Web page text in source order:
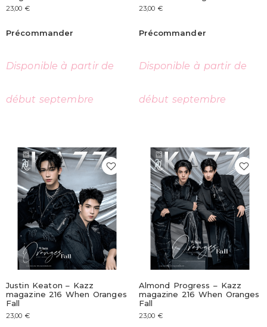
23,00 €
Précommander
Disponible à partir de
début septembre
23,00 €
Précommander
Disponible à partir de
début septembre
Justin Keaton – Kazz
magazine 216 When Oranges
Fall
23,00 €
Almond Progress – Kazz
magazine 216 When Oranges
Fall
23,00 €